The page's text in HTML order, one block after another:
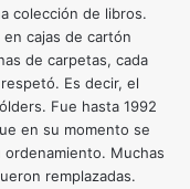
colección de libros.
cajas de cartón
de carpetas, cada
Es decir, el
Fue hasta 1992
en su momento se
Muchas
remplazadas.